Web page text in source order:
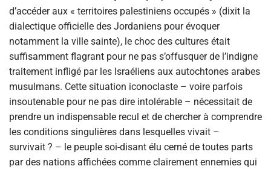
d’accéder aux « territoires palestiniens occupés » (dixit la
dialectique officielle des Jordaniens pour évoquer
notamment la ville sainte), le choc des cultures était
suffisamment flagrant pour ne pas s’offusquer de l’indigne
traitement infligé par les Israéliens aux autochtones arabes
musulmans. Cette situation iconoclaste – voire parfois
insoutenable pour ne pas dire intolérable – nécessitait de
prendre un indispensable recul et de chercher à comprendre
les conditions singulières dans lesquelles vivait –
survivait ? – le peuple soi-disant élu cerné de toutes parts
par des nations affichées comme clairement ennemies qui